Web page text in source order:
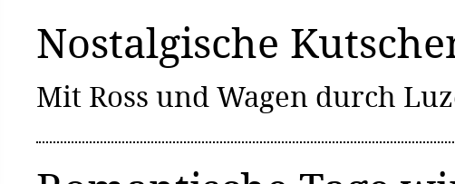
Nostalgische
Mit Ross und Wagen durch